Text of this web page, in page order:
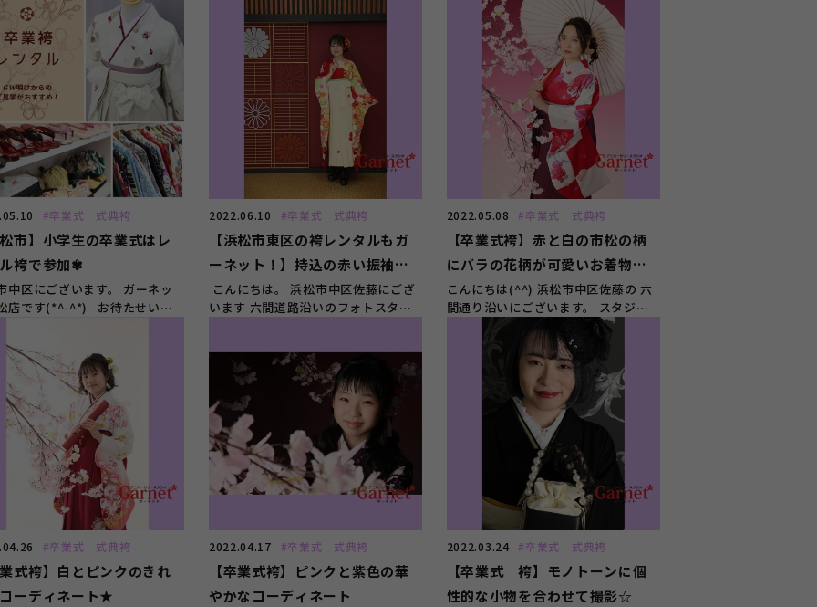
#卒業式 式典袴
松市】小学生の卒業式はレ
袴で参加✾
中区にございます。 ガーネッ
店です(*^-^*) お待たせいた
2022.06.10 #卒業式 式典袴
【浜松市東区の袴レンタルもガ
ーネット！】持込の赤い振袖で
コーディネート♪
こんにちは。 浜松市中区佐藤にござ
います 六間道路沿いのフォトスタジ
2022.05.08 #卒業式 式典袴
【卒業式袴】赤と白の市松の柄
にバラの花柄が可愛いお着物に
赤紫色の袴がお似合いでし
た！！
こんにちは(^^) 浜松市中区佐藤の 六
間通り沿いにございます。 スタジオ
ガーネット浜松店です♪♪ &...
#卒業式 式典袴
業式袴】白とピンクのきれ
ーディネート★
2022.04.17 #卒業式 式典袴
【卒業式袴】ピンクと紫色の華
やかなコーディネート
2022.03.24 #卒業式 式典袴
【卒業式 袴】モノトーンに個
性的な小物を合わせて撮影☆